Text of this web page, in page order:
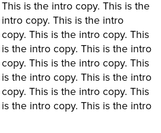
is the intro copy. This is the
copy. This is the intro
This is the intro copy. This
the intro copy. This is the intro
This is the intro copy. This
the intro copy. This is the intro
This is the intro copy. This
the intro copy. This is the intro